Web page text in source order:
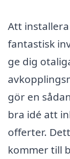
Att
fantastisk
ge dig
gör en
bra idé att
offerter.
kommer till